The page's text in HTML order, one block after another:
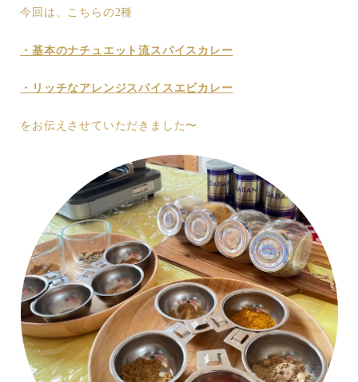
今回は、こちらの2種
・基本のナチュエット流スパイスカレー
・リッチなアレンジスパイスエビカレー
をお伝えさせていただきました〜